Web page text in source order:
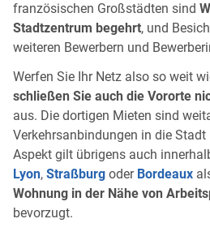
französischen Großstädten sind
Stadtzentrum begehrt, und
weiteren Bewerbern und
Werfen Sie Ihr Netz also so weit
schließen Sie auch die Vororte
aus. Die dortigen Mieten sind
Verkehrsanbindungen in die
Aspekt gilt übrigens auch
Lyon, Straßburg oder Bordeaux
Wohnung in der Nähe von
bevorzugt.